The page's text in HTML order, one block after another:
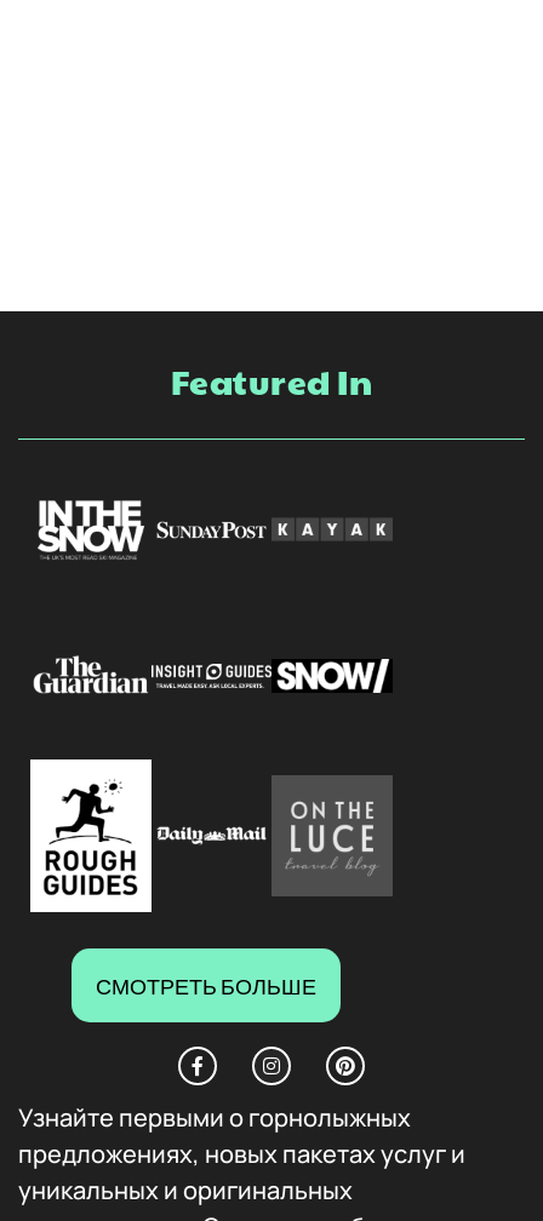
Featured In
СМОТРЕТЬ БОЛЬШЕ
Узнайте первыми о горнолыжных
предложениях, новых пакетах услуг и
уникальных и оригинальных